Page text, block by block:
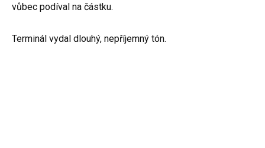
vůbec podíval na částku.
Terminál vydal dlouhý, nepříjemný tón.